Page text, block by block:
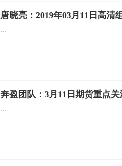
唐晓亮：2019年03月11日高清
...
奔盈团队：3月11日期货重点关
...